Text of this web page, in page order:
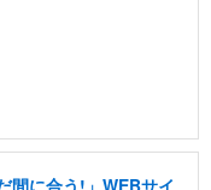
間に合う!」WEBサイ